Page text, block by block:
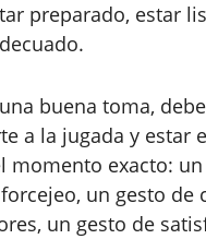
preparado, estar
buena toma,
a la jugada y estar
momento exacto:
un gesto de
un gesto de